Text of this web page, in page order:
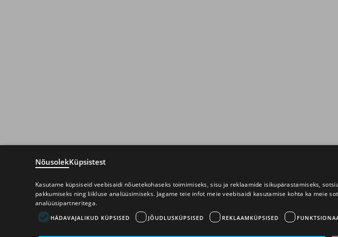
NõusolekKüpsistest
Kasutame küpsiseid veebisaidi nõuetekohaseks toimimiseks, sisu ja reklaamide isikupärastamiseks,
pakkumiseks ning liikluse analüüsimiseks. Jagame teie infot meie veebisaidi kasutamise kohta ka meie
analüüsipartneritega.
HÄDAVAJALIKUD KÜPSISED JÕUDLUSKÜPSISED REKLAAMKÜPSISED